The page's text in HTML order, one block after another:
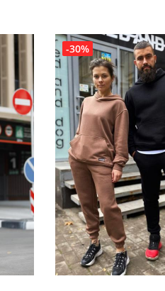
-30%